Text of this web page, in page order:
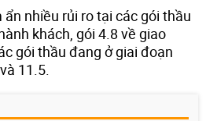
nhiều rủi ro tại các gói thầu
khách, gói 4.8 về giao
gói thầu đang ở giai đoạn
11.5.